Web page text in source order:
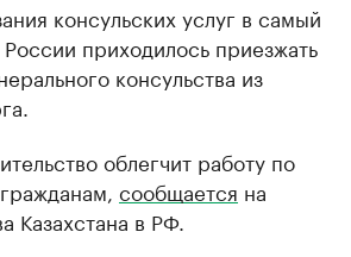
консульских услуг в самый
приходилось приезжать
консульства из
облегчит работу по
сообщается на
Казахстана в РФ.